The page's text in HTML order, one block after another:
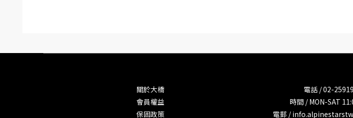
關於大橋
會員權益
保固政策
電話 / 02-
時間 / MON-SAT
電郵 /